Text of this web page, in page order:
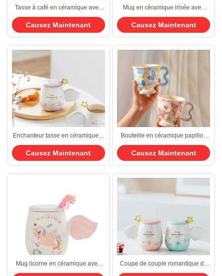
Tasse à café en céramique avec
couvercle et cuillère 300ml
Chauffage USB
Causez Maintenant
Mug en céramique irisée avec
breloque en forme de nœud –
Élevez vos rituels quotidiens avec
une élégance délicate
Causez Maintenant
Enchanteur tasse en céramique à
poignée d'ange et bouteille
d'étoile d'or ornée de doux
dégradés rose et bleu clair
Causez Maintenant
Bouteille en céramique papillon
avec base de chauffage USB 300
ml
Causez Maintenant
Mug licorne en céramique avec
base chauffante USB 300ml
Coupe de couple romantique de
Cupidon Gradient Ceramique